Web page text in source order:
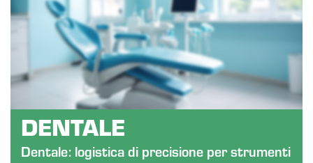
DENTALE
Dentale: logistica di precisione per strumenti